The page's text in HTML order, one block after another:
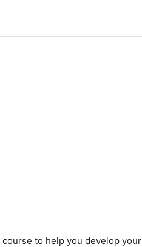
to help you develop your